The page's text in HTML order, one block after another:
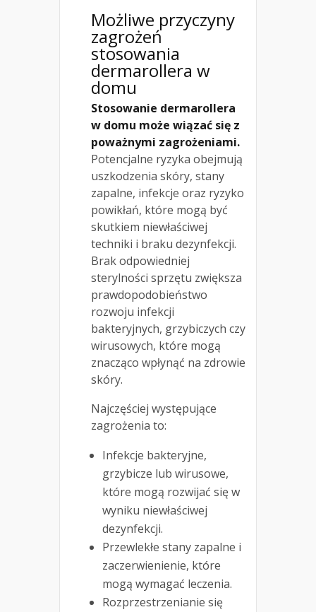
Możliwe przyczyny
zagrożeń
stosowania
dermarollera w
domu
Stosowanie dermarollera
w domu może wiązać się z
poważnymi zagrożeniami.
Potencjalne ryzyka obejmują
uszkodzenia skóry, stany
zapalne, infekcje oraz ryzyko
powikłań, które mogą być
skutkiem niewłaściwej
techniki i braku dezynfekcji.
Brak odpowiedniej
sterylności sprzętu zwiększa
prawdopodobieństwo
rozwoju infekcji
bakteryjnych, grzybiczych czy
wirusowych, które mogą
znacząco wpłynąć na zdrowie
skóry.
Najczęściej występujące
zagrożenia to:
Infekcje bakteryjne,
grzybicze lub wirusowe,
które mogą rozwijać się w
wyniku niewłaściwej
dezynfekcji.
Przewlekłe stany zapalne i
zaczerwienienie, które
mogą wymagać leczenia.
Rozprzestrzenianie się